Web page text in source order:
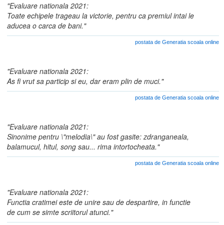
"Evaluare nationala 2021:
Toate echipele trageau la victorie, pentru ca premiul intai le
aducea o carca de bani."
postata de Generatia scoala online
"Evaluare nationala 2021:
As fi vrut sa particip si eu, dar eram plin de muci."
postata de Generatia scoala online
"Evaluare nationala 2021:
Sinonime pentru \"melodia\" au fost gasite: zdranganeala,
balamucul, hitul, song sau... rima intortocheata."
postata de Generatia scoala online
"Evaluare nationala 2021:
Functia cratimei este de unire sau de despartire, in functie
de cum se simte scriitorul atunci."